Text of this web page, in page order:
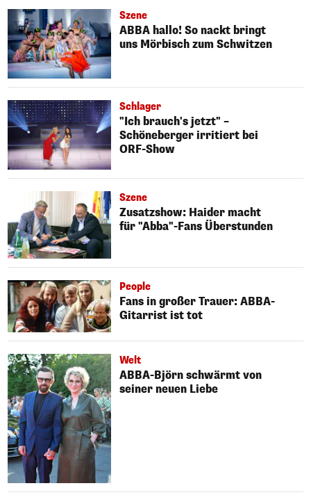
Szene
ABBA hallo! So nackt bringt
uns Mörbisch zum Schwitzen
Schlager
"Ich brauch's jetzt" –
Schöneberger irritiert bei
ORF-Show
Szene
Zusatzshow: Haider macht
für "Abba"-Fans Überstunden
People
Fans in großer Trauer: ABBA-
Gitarrist ist tot
Welt
ABBA-Björn schwärmt von
seiner neuen Liebe